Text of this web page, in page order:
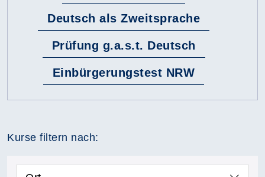
Deutsch als Zweitsprache
Prüfung g.a.s.t. Deutsch
Einbürgerungstest NRW
Kurse filtern nach: